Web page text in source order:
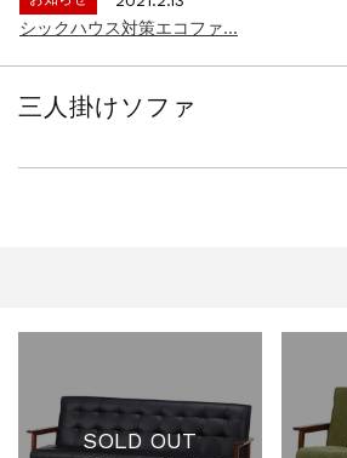
シックハウス対策エコファ...
お知らせ
2021.2.13
三人掛けソファ
SOLD OUT